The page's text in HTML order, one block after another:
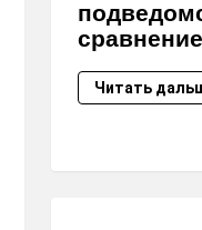
Читать